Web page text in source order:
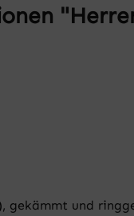
gekämmt und